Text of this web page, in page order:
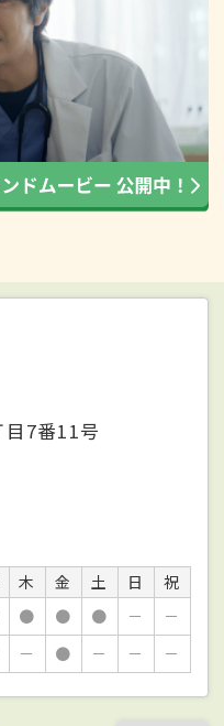
7番11号
木 金 土 日
祝
● ● ● －
－
－ ● － － －